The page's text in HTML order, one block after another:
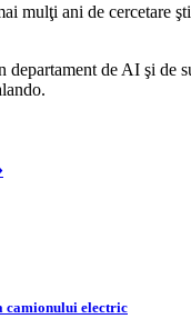
mulţi ani de cercetare
de AI şi
camionului electric